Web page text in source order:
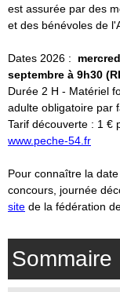
est assurée par des
et des bénévoles de
Dates 2026 :
septembre à 9h30
Durée 2 H - Matériel
adulte obligatoire par
Tarif découverte : 1 €
www.peche-54.fr
Pour connaître la
concours, journée
site de la fédération
Sommaire